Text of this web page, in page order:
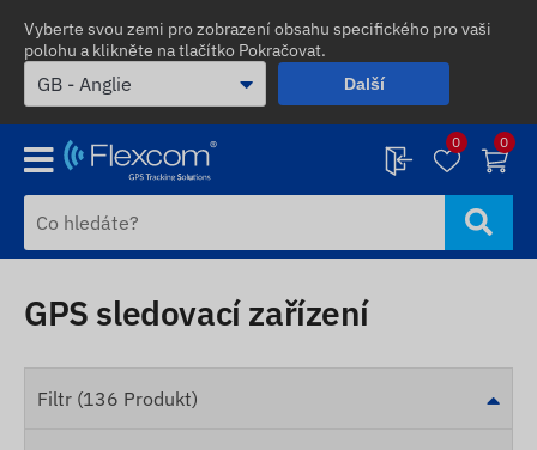
Vyberte svou zemi pro zobrazení obsahu specifického pro vaši
polohu a klikněte na tlačítko Pokračovat.
Další
0 0
GPS sledovací zařízení
Filtr (136 Produkt)